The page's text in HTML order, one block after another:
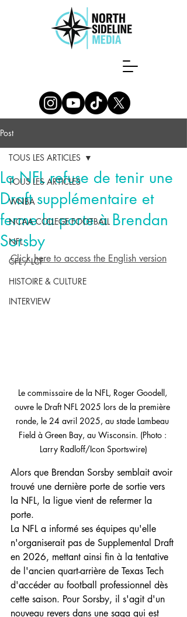
Post
TOUS LES ARTICLES
WNBA
NCAA COLLEGE FOOTBALL
NFL
CFL / LCF
HISTOIRE & CULTURE
INTERVIEW
TOUS LES ARTICLES
La NFL refuse de tenir une
Draft supplémentaire et
ferme la porte à Brendan
Sorsby
Click here to access the English version
Le commissaire de la NFL, Roger Goodell,
ouvre le Draft NFL 2025 lors de la première
ronde, le 24 avril 2025, au stade Lambeau
Field à Green Bay, au Wisconsin. (Photo :
Larry Radloff/Icon Sportswire)
Alors que Brendan Sorsby semblait avoir
trouvé une dernière porte de sortie vers
la NFL, la ligue vient de refermer la
porte.
La NFL a informé ses équipes qu'elle
n'organiserait pas de Supplemental Draft
en 2026, mettant ainsi fin à la tentative
de l'ancien quart-arrière de Texas Tech
d'accéder au football professionnel dès
cette saison. Pour Sorsby, il s'agit d'un
nouveau revers dans une saga qui est